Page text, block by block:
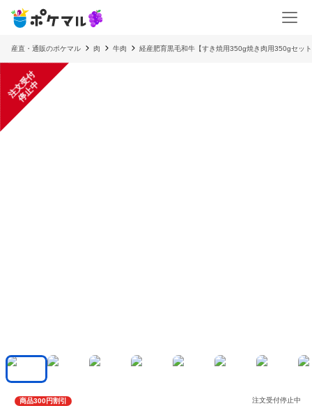
産直・通販のポケマル 肉 牛肉 経産肥育黒毛和牛【すき焼用350g焼き肉用350gセッ
注
文
受
付
停
止
中
商品300円割引
注文受付停止中